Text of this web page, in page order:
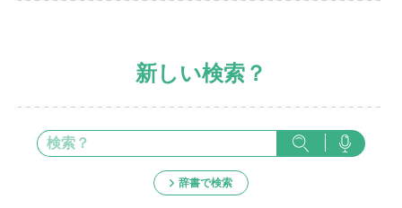
新しい検索？
辞書で検索